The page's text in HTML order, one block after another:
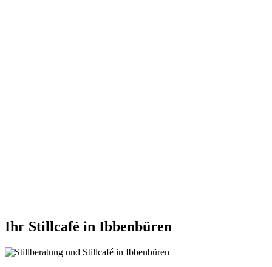
Ihr Stillcafé in Ibbenbüren